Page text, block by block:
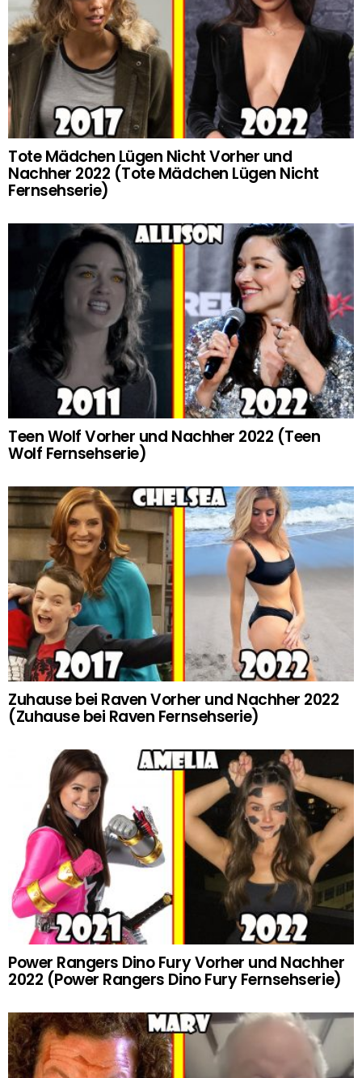
Tote Mädchen Lügen Nicht Vorher und
Nachher 2022 (Tote Mädchen Lügen Nicht
Fernsehserie)
Teen Wolf Vorher und Nachher 2022 (Teen
Wolf Fernsehserie)
Zuhause bei Raven Vorher und Nachher 2022
(Zuhause bei Raven Fernsehserie)
Power Rangers Dino Fury Vorher und Nachher
2022 (Power Rangers Dino Fury Fernsehserie)